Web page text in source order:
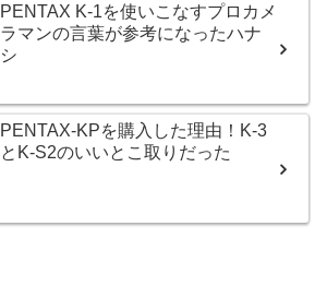
PENTAX K-1を使いこなすプロカメ
ラマンの言葉が参考になったハナ
シ
PENTAX-KPを購入した理由！K-3
とK-S2のいいとこ取りだった